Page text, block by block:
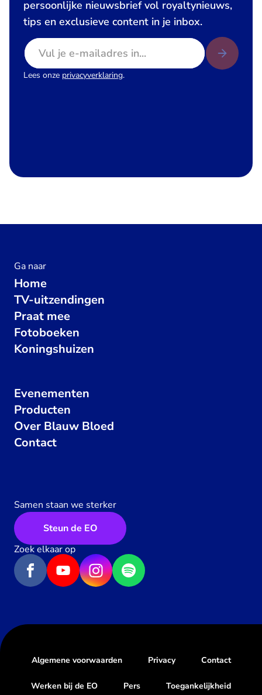
persoonlijke nieuwsbrief vol royaltynieuws,
tips en exclusieve content in je inbox.
E-mailadres
Lees onze privacyverklaring.
Ga naar
Home
TV-uitzendingen
Praat mee
Fotoboeken
Koningshuizen
Evenementen
Producten
Over Blauw Bloed
Contact
Samen staan we sterker
Steun de EO
Zoek elkaar op
Algemene voorwaarden Privacy Contact
Werken bij de EO Pers Toegankelijkheid